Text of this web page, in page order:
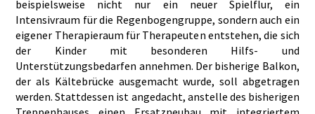
beispielsweise nicht nur ein neuer Spielflur, ein
Intensivraum für die Regenbogengruppe, sondern auch ein
eigener Therapieraum für Therapeuten entstehen, die sich
der Kinder mit besonderen Hilfs- und
Unterstützungsbedarfen annehmen. Der bisherige Balkon,
der als Kältebrücke ausgemacht wurde, soll abgetragen
werden. Stattdessen ist angedacht, anstelle des bisherigen